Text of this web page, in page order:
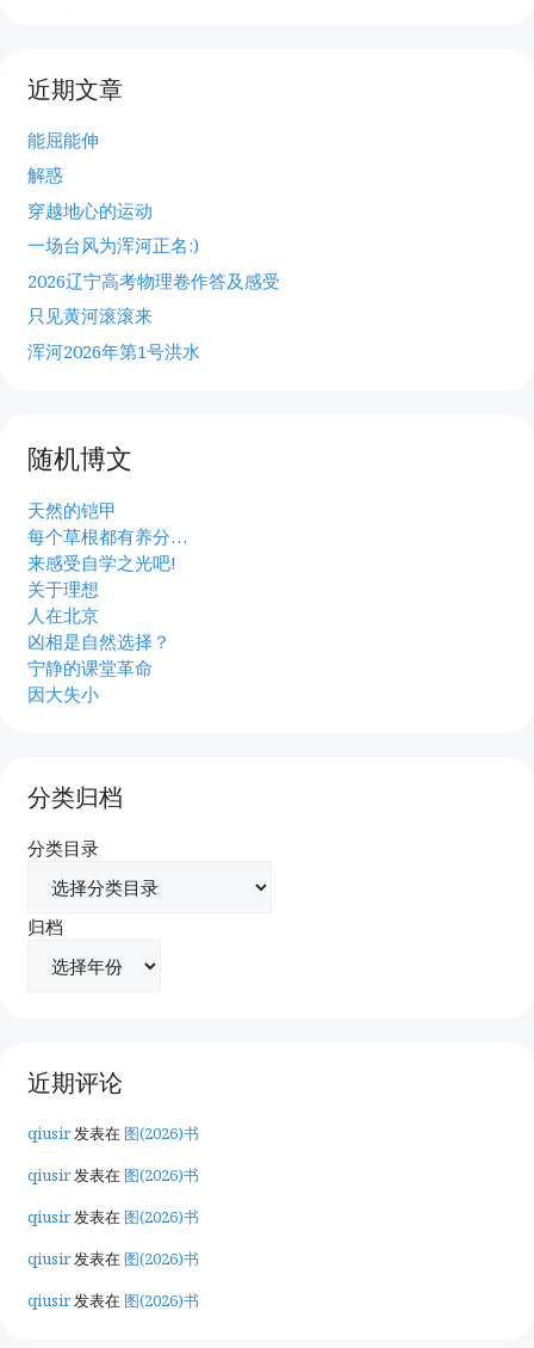
近期文章
能屈能伸
解惑
穿越地心的运动
一场台风为浑河正名:)
2026辽宁高考物理卷作答及感受
只见黄河滚滚来
浑河2026年第1号洪水
随机博文
天然的铠甲
每个草根都有养分…
来感受自学之光吧!
关于理想
人在北京
凶相是自然选择？
宁静的课堂革命
因大失小
分类归档
分类目录
归档
近期评论
qiusir发表在 图(2026)书
qiusir发表在 图(2026)书
qiusir发表在 图(2026)书
qiusir发表在 图(2026)书
qiusir发表在 图(2026)书